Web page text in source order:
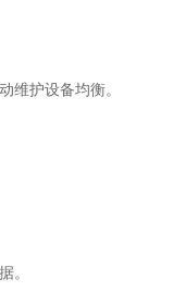
护设备均衡。
。